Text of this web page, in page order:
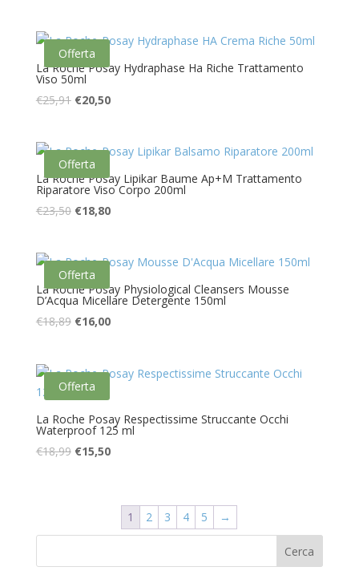
era:
€9,50.
è:
€5,30.
Offerta
La Roche Posay Hydraphase Ha Riche Trattamento
Viso 50ml
€25,91 Il
era:
€25,91.
€20,50Il
è:
€20,50.
Offerta
La Roche Posay Lipikar Baume Ap+M Trattamento
Riparatore Viso Corpo 200ml
€23,50 Il
era:
€23,50.
€18,80Il
è:
€18,80.
Offerta
La Roche Posay Physiological Cleansers Mousse
D’Acqua Micellare Detergente 150ml
€18,89 Il
era:
€18,89.
€16,00Il
è:
Offerta
La Roche Posay Respectissime Struccante Occhi
Waterproof 125 ml
€18,99 Il
€15,50Il
€15,50.
1 2 3 4 5 →